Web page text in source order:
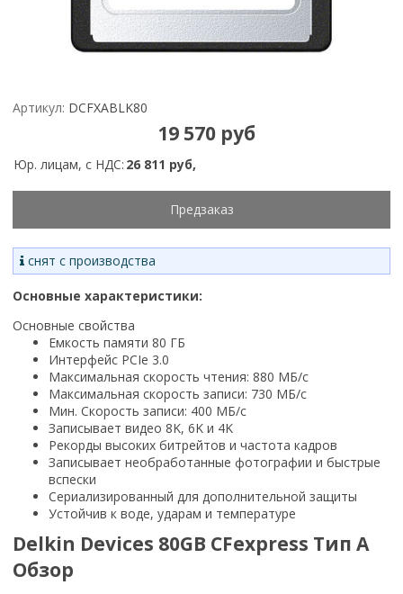
Артикул: DCFXABLK80
19 570 руб
Юр. лицам, с НДС: 26 811 руб,
Предзаказ
снят с производства
Основные характеристики:
Основные свойства
Емкость памяти 80 ГБ
Интерфейс PCIe 3.0
Максимальная скорость чтения: 880 МБ/с
Максимальная скорость записи: 730 МБ/с
Мин. Скорость записи: 400 МБ/с
Записывает видео 8K, 6K и 4K
Рекорды высоких битрейтов и частота кадров
Записывает необработанные фотографии и быстрые
вспески
Сериализированный для дополнительной защиты
Устойчив к воде, ударам и температуре
Delkin Devices 80GB CFexpress Тип A
Обзор